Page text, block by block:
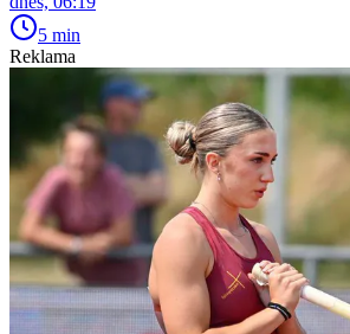
5 min
Reklama